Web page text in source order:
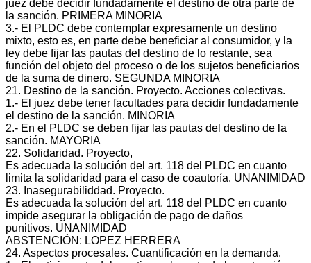
juez debe decidir fundadamente el destino de otra parte de
la sanción. PRIMERA MINORIA
3.‐ El PLDC debe contemplar expresamente un destino
mixto, esto es, en parte debe beneficiar al consumidor, y la
ley debe fijar las pautas del destino de lo restante, sea
función del objeto del proceso o de los sujetos beneficiarios
de la suma de dinero. SEGUNDA MINORIA
21. Destino de la sanción. Proyecto. Acciones colectivas.
1.‐ El juez debe tener facultades para decidir fundadamente
el destino de la sanción. MINORIA
2.‐ En el PLDC se deben fijar las pautas del destino de la
sanción. MAYORIA
22. Solidaridad. Proyecto,
Es adecuada la solución del art. 118 del PLDC en cuanto
limita la solidaridad para el caso de coautoría. UNANIMIDAD
23. Inasegurabiliddad. Proyecto.
Es adecuada la solución del art. 118 del PLDC en cuanto
impide asegurar la obligación de pago de daños
punitivos. UNANIMIDAD
ABSTENCIÓN: LOPEZ HERRERA
24. Aspectos procesales. Cuantificación en la demanda.